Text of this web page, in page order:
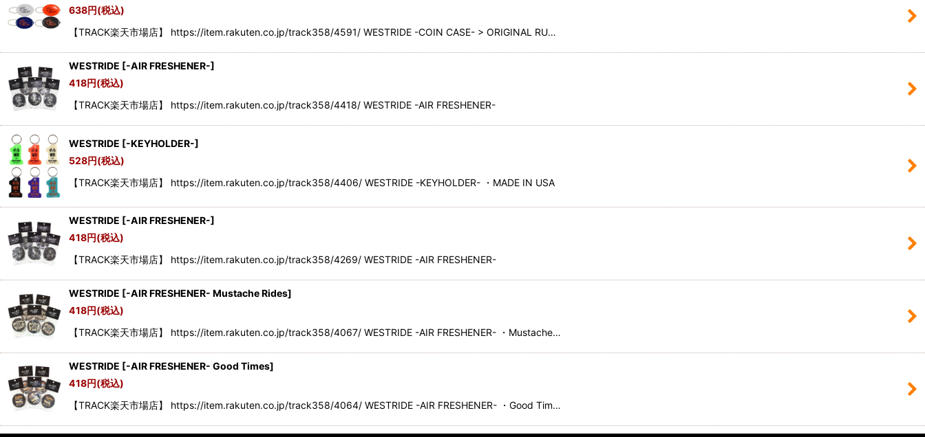
638円(税込)
【TRACK楽天市場店】 https://item.rakuten.co.jp/track358/4591/ WESTRIDE -COIN CASE- > ORIGINAL RU…
WESTRIDE [-AIR FRESHENER-]
418円(税込)
【TRACK楽天市場店】 https://item.rakuten.co.jp/track358/4418/ WESTRIDE -AIR FRESHENER-
WESTRIDE [-KEYHOLDER-]
528円(税込)
【TRACK楽天市場店】 https://item.rakuten.co.jp/track358/4406/ WESTRIDE -KEYHOLDER- ・MADE IN USA
WESTRIDE [-AIR FRESHENER-]
418円(税込)
【TRACK楽天市場店】 https://item.rakuten.co.jp/track358/4269/ WESTRIDE -AIR FRESHENER-
WESTRIDE [-AIR FRESHENER- Mustache Rides]
418円(税込)
【TRACK楽天市場店】 https://item.rakuten.co.jp/track358/4067/ WESTRIDE -AIR FRESHENER- ・Mustache…
WESTRIDE [-AIR FRESHENER- Good Times]
418円(税込)
【TRACK楽天市場店】 https://item.rakuten.co.jp/track358/4064/ WESTRIDE -AIR FRESHENER- ・Good Tim…